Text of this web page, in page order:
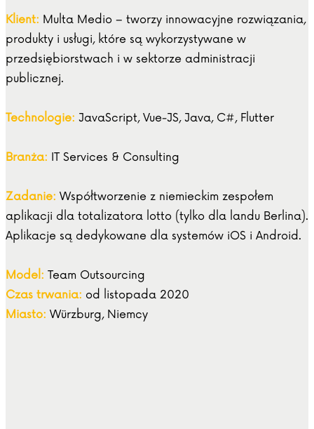
Klient: Multa Medio – tworzy innowacyjne rozwiązania,
produkty i usługi, które są wykorzystywane w
przedsiębiorstwach i w sektorze administracji
publicznej.
Technologie: JavaScript, Vue-JS, Java, C#, Flutter
Branża: IT Services & Consulting
Zadanie: Współtworzenie z niemieckim zespołem
aplikacji dla totalizatora lotto (tylko dla landu Berlina).
Aplikacje są dedykowane dla systemów iOS i Android.
Model: Team Outsourcing
Czas trwania: od listopada 2020
Miasto: Würzburg, Niemcy